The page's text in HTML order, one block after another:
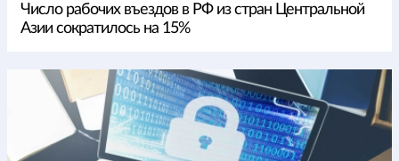
Число рабочих въездов в РФ из стран Центральной
Азии сократилось на 15%